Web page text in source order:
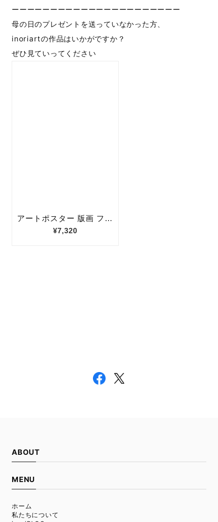
ーーーーーーーーーーーーーーーーーーーーーー
母の日のプレゼントを送っていなかった方、
inoriartの作品はいかがですか？
ぜひ見ていってください
ABOUT
MENU
ホーム
私たちについて